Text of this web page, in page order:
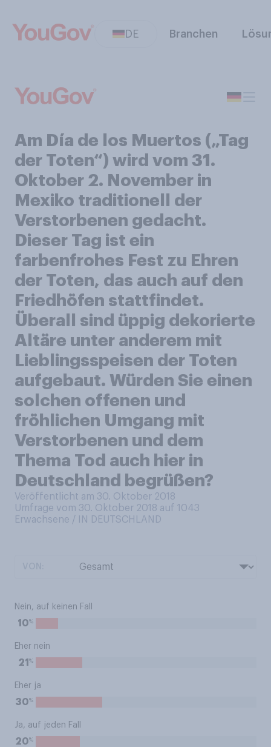
DE Branchen
Am Día de los Muertos („Tag
der Toten“) wird vom 31.
Oktober 2. November in
Mexiko traditionell der
Verstorbenen gedacht.
Dieser Tag ist ein
farbenfrohes Fest zu Ehren
der Toten, das auch auf den
Friedhöfen stattfindet.
Überall sind üppig dekorierte
Altäre unter anderem mit
Lieblingsspeisen der Toten
aufgebaut. Würden Sie einen
solchen offenen und
fröhlichen Umgang mit
Verstorbenen und dem
Thema Tod auch hier in
Deutschland begrüßen?
Veröffentlicht am 30. Oktober 2018
Umfrage vom 30. Oktober 2018 auf 1043
Erwachsene / IN DEUTSCHLAND
Nein, auf keinen Fall
10%
Eher nein
21 %
Eher ja
30%
Ja, auf jeden Fall
20%